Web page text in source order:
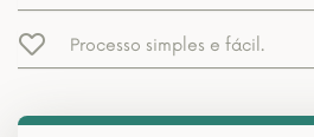
Processo simples e fácil.